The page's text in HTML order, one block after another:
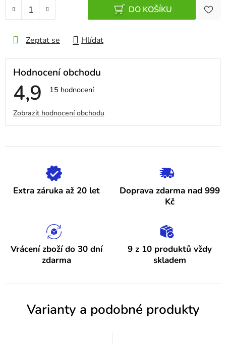
DO KOŠÍKU
Zeptat se Hlídat
Hodnocení obchodu
4,9 Průměrné
je
hvězdiček.
15 hodnocení
V
ý
p
h
o
e
Zobrazit hodnocení obchodu
Extra záruka až 20 let
Doprava zdarma nad 999
Kč
Vrácení zboží do 30 dní
zdarma
9 z 10 produktů vždy
skladem
Varianty a podobné produkty